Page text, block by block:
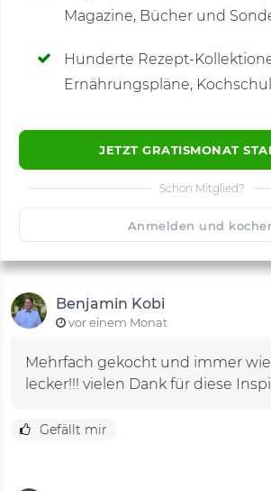
Magazine, Bücher und
Hunderte Rezept-
Ernährungspläne,
JETZT GRATISMONAT
Schon Mitglied?
Anmelden und
Kommentare(13)
🙂 1500
Benjamin Kobi
vor einem Monat
Mehrfach gekocht und immer
lecker!!! vielen Dank für diese
Gefällt mir